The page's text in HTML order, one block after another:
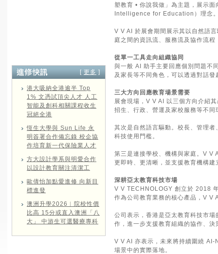
[ 更多 ]
港大吸納全港逾半 Top
1% 文憑試頂尖人才 人工
智能及創科相關課程收生
冠絕全港
恆生大學與 Sun Life 永
明簽署合作備忘錄 校企協
作培育新一代保險業人才
方大設計學系與明愛合作
以設計教育關注清潔工
歐倩怡加點愛進修 向新目
標進發
澳洲升學2026︱院校性價
比高 15分或直入澳洲「八
大」 中游生可選醫療專科
塑教育 • 你說我做」為主題，展示
Intelligence for Education）理念
V V AI 於展會期間展示其以自然語
庭之間的資訊流、服務流及協作流
從單一工具走向組織協同
與一般 AI 助手主要回應個別問題不
及家長等不同角色，可以透過對話
三大方向回應教育場景需要
展會現場，V V AI 以三個方向介紹
招生、行政、營運及家校服務等不同
其次是自然語言驅動。校長、管理
科技使用門檻。
第三是連接學校、機構與家庭。V V
更即時、更清晰，並支援教育機構
深耕亞太教育科技市場
V V TECHNOLOGY 創立於 2018
作為公司教育業務的核心產品，V V
公司表示，香港是亞太教育科技市
作，進一步支援教育組織的協作、決
V V AI 亦表示，未來將持續圍繞
場景中的實際落地。